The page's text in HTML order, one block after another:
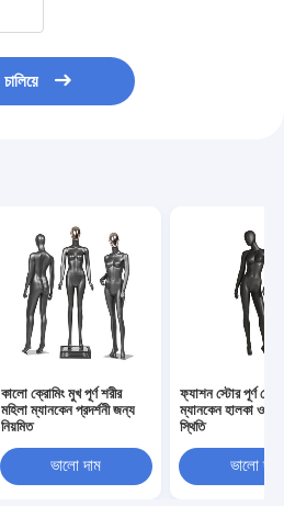
চালিয়ে
কালো ক্রোমিং মুখ পূর্ণ শরীর
মহিলা ম্যানকেন প্রদর্শনী জন্য
নিয়মিত
ভালো দাম
ফ্যাশন স্টোর পূর্ণ দেহ
ম্যানকেন হালকা ওজন
স্থিতি
ভালো দাম